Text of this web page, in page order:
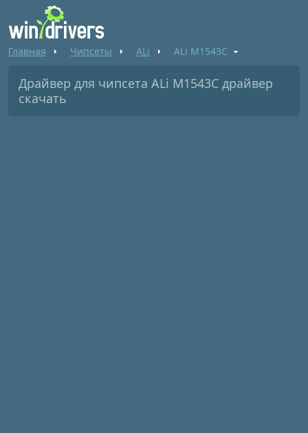
Главная Чипсеты ALi ALi M1543C
Драйвер для чипсета ALi M1543C драйвер
скачать